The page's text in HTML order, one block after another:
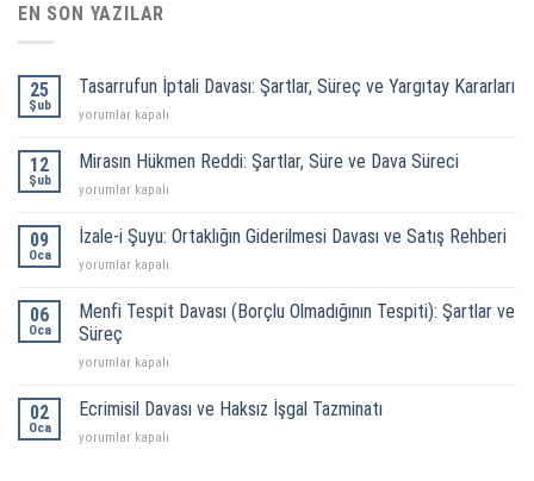
EN SON YAZILAR
25
Şub
Tasarrufun İptali Davası: Şartlar, Süreç ve Yargıtay Kararları
Tasarrufun
Davası:
Süreç
Yargıtay
için
yorumlar kapalı
12
Şub
Mirasın Hükmen Reddi: Şartlar, Süre ve Dava Süreci
Mirasın
Reddi:
Süre
Dava
Süreci
yorumlar kapalı
09
Oca
İzale-i Şuyu: Ortaklığın Giderilmesi Davası ve Satış Rehberi
İzale-
Şuyu:
Ortaklığın
Giderilmesi
Davası
Satış
için
yorumlar kapalı
06
Oca
Menfi Tespit Davası (Borçlu Olmadığının Tespiti): Şartlar ve
Süreç
Menfi
Davası
Olmadığının
yorumlar kapalı
02
Oca
Ecrimisil Davası ve Haksız İşgal Tazminatı
Ecrimisil
yorumlar kapalı